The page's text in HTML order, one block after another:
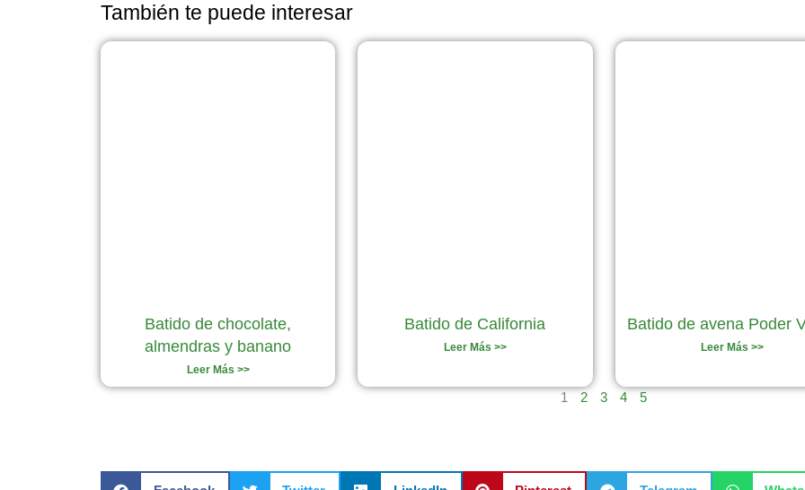
También te puede interesar
Batido de chocolate,
almendras y banano
Leer Más >>
Batido de California
Leer Más >>
Batido de avena Poder
Leer Más >>
Página
1
Página
2
Página
3 4 5